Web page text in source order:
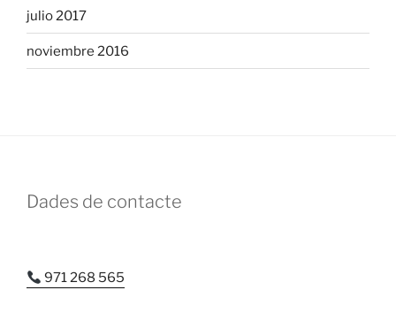
julio 2017
noviembre 2016
Dades de contacte
971 268 565